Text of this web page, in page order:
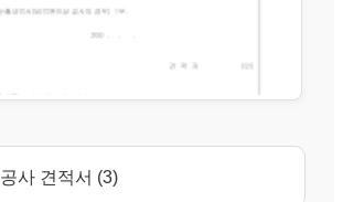
공사 견적서 (3)